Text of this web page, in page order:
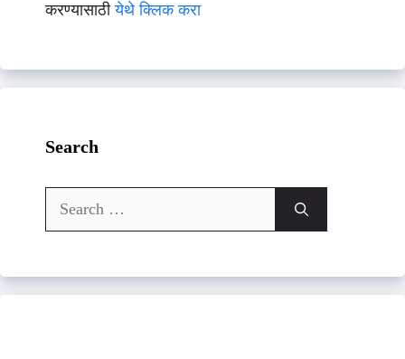
करण्यासाठीयेथे क्लिक करा
Search
Search
for: